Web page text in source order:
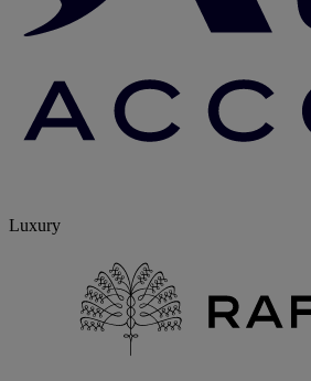
Luxury